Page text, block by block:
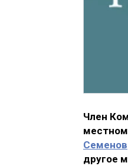
Член
Семенов
другое